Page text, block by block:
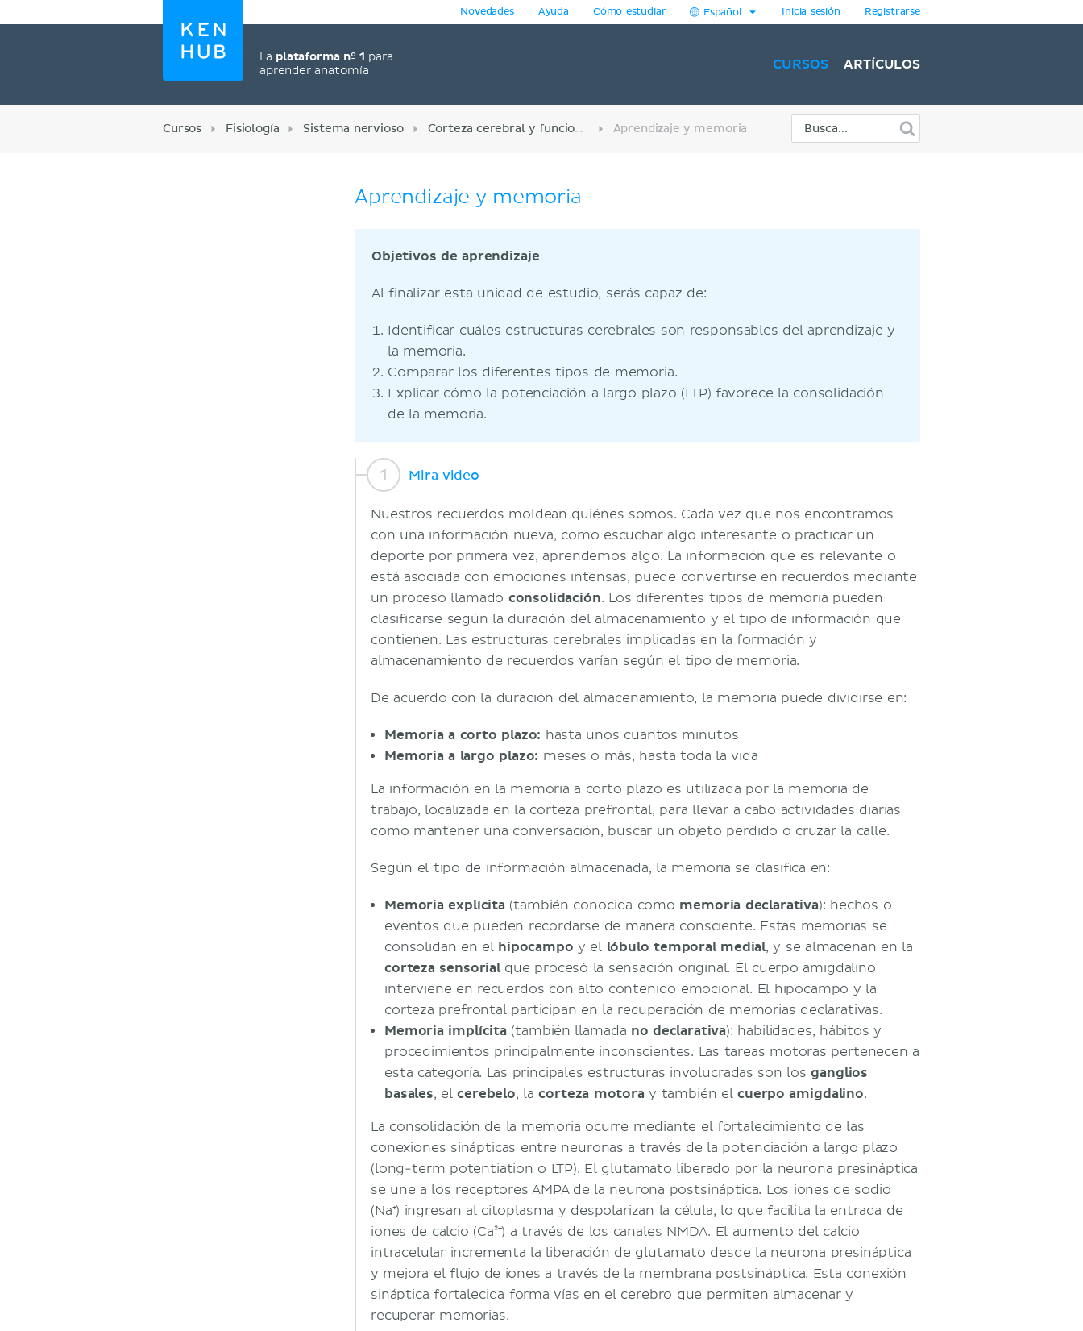
La plataforma nº 1 para
aprender anatomía
Novedades Ayuda Cómo estudiar Español Inicia sesión Registrarse
CURSOS ARTÍCULOS
Cursos Fisiología Sistema nervioso Corteza cerebral y funciones cognitivas superiores Aprendizaje y memoria
Aprendizaje y memoria
Objetivos de aprendizaje
Al finalizar esta unidad de estudio, serás capaz de:
Identificar cuáles estructuras cerebrales son responsables del aprendizaje y
la memoria.
Comparar los diferentes tipos de memoria.
Explicar cómo la potenciación a largo plazo (LTP) favorece la consolidación
de la memoria.
Mira video
Nuestros recuerdos moldean quiénes somos. Cada vez que nos encontramos
con una información nueva, como escuchar algo interesante o practicar un
deporte por primera vez, aprendemos algo. La información que es relevante o
está asociada con emociones intensas, puede convertirse en recuerdos mediante
un proceso llamado consolidación. Los diferentes tipos de memoria pueden
clasificarse según la duración del almacenamiento y el tipo de información que
contienen. Las estructuras cerebrales implicadas en la formación y
almacenamiento de recuerdos varían según el tipo de memoria.
De acuerdo con la duración del almacenamiento, la memoria puede dividirse en:
Memoria a corto plazo: hasta unos cuantos minutos
Memoria a largo plazo: meses o más, hasta toda la vida
La información en la memoria a corto plazo es utilizada por la memoria de
trabajo, localizada en la corteza prefrontal, para llevar a cabo actividades diarias
como mantener una conversación, buscar un objeto perdido o cruzar la calle.
Según el tipo de información almacenada, la memoria se clasifica en:
Memoria explícita (también conocida como memoria declarativa): hechos o
eventos que pueden recordarse de manera consciente. Estas memorias se
consolidan en el hipocampo y el lóbulo temporal medial, y se almacenan en la
corteza sensorialque procesó la sensación original. El cuerpo amigdalino
interviene en recuerdos con alto contenido emocional. El hipocampo y la
corteza prefrontal participan en la recuperación de memorias declarativas.
Memoria implícita (también llamada no declarativa): habilidades, hábitos y
procedimientos principalmente inconscientes. Las tareas motoras pertenecen a
esta categoría. Las principales estructuras involucradas son losganglios
basales, elcerebelo, lacorteza motora y también el cuerpo amigdalino.
La consolidación de la memoria ocurre mediante el fortalecimiento de las
conexiones sinápticas entre neuronas a través de la potenciación a largo plazo
(long-term potentiation o LTP). El glutamato liberado por la neurona presináptica
se une a los receptores AMPA de la neurona postsináptica. Los iones de sodio
(Na⁺) ingresan al citoplasma y despolarizan la célula, lo que facilita la entrada de
iones de calcio (Ca²⁺) a través de los canales NMDA. El aumento del calcio
intracelular incrementa la liberación de glutamato desde la neurona presináptica
y mejora el flujo de iones a través de la membrana postsináptica. Esta conexión
sináptica fortalecida forma vías en el cerebro que permiten almacenar y
recuperar memorias.